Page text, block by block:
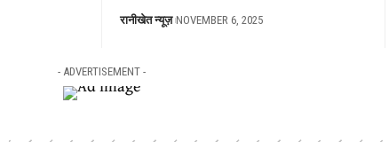
रानीखेत न्यूज़ NOVEMBER 6, 2025
- ADVERTISEMENT -